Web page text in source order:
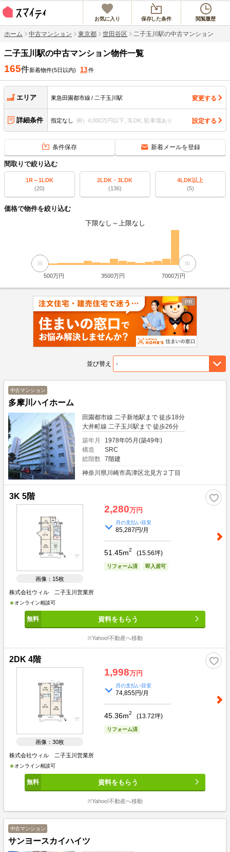
お気に入り 保存した条件 閲覧履歴
ホーム 中古マンション 東京都 世田谷区 二子玉川駅の中古マンション
二子玉川駅の中古マンション物件一覧
165件新着物件(5日以内) 13件
エリア 東急田園都市線 二子玉川駅 変更する
詳細条件 指定なし 例）4,000万円以下, 3LDK, 駐車場あり 設定する
条件保存 新着メールを登録
間取りで絞り込む
1R～1LDK
(20)
2LDK・3LDK
(136)
4LDK以上
(5)
価格で物件を絞り込む
下限なし ～ 上限なし
500万円 3500万円 7000万円
並び替え
中古マンション
多摩川ハイホーム
田園都市線 二子新地駅まで 徒歩18分
大井町線 二子玉川駅まで 徒歩26分
築年月
1978年05月(築49年)
構造
SRC
総階数
7階建
神奈川県川崎市高津区北見方２丁目
3K 5階
画像：15枚
2,280万円
月の支払い目安
85,287円/月
51.45m2 (15.56坪)
リフォーム済 即入居可
株式会社ウィル 二子玉川営業所
オンライン相談可
資料をもらう
※Yahoo!不動産へ移動
2DK 4階
画像：30枚
1,998万円
月の支払い目安
74,855円/月
45.36m2 (13.72坪)
リフォーム済
株式会社ウィル 二子玉川営業所
オンライン相談可
資料をもらう
※Yahoo!不動産へ移動
中古マンション
サンヨースカイハイツ